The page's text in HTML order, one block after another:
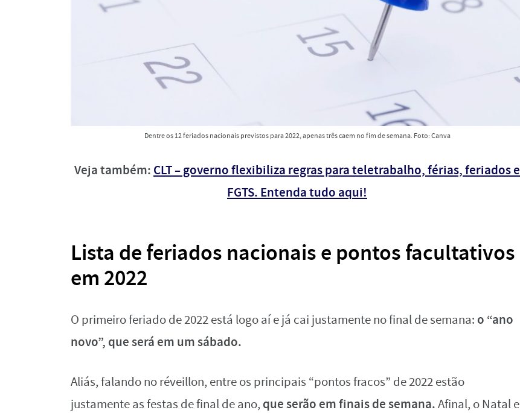
Dentre os 12 feriados nacionais previstos para 2022, apenas três caem no fim de semana. Foto: Canva
Veja também: CLT – governo flexibiliza regras para teletrabalho, férias, feriados e
FGTS. Entenda tudo aqui!
Lista de feriados nacionais e pontos facultativos
em 2022
O primeiro feriado de 2022 está logo aí e já cai justamente no final de semana: o “ano
novo”, que será em um sábado.
Aliás, falando no réveillon, entre os principais “pontos fracos” de 2022 estão
justamente as festas de final de ano, que serão em finais de semana.Afinal, o Natal e